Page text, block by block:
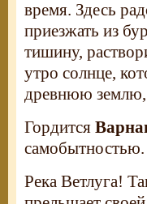
время. Здесь
приезжать из
тишину,
утро солнце,
древнюю землю,
Гордится
самобытностью.
Река Ветлуга!